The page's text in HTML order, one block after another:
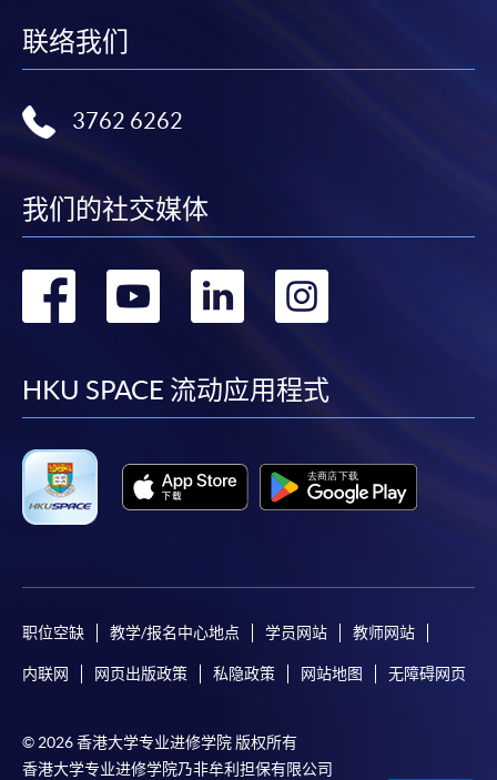
联络我们
3762 6262
我们的社交媒体
转
facebook
转
youtube
转
linkedin
HKU SPACE 流动应用程式
职位空缺 教学/报名中心地点 学员网站 教师网站
内联网 网页出版政策 私隐政策 网站地图 无障碍网页
© 2026 香港大学专业进修学院 版权所有
香港大学专业进修学院乃非牟利担保有限公司